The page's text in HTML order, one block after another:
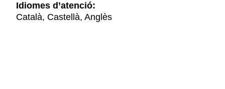
Idiomes d’atenció:
Català, Castellà, Anglès